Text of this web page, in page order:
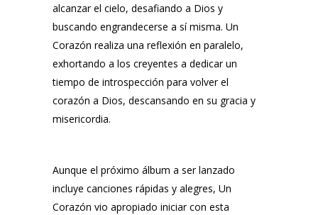
alcanzar el cielo, desafiando a Dios y
buscando engrandecerse a sí misma. Un
Corazón realiza una reflexión en paralelo,
exhortando a los creyentes a dedicar un
tiempo de introspección para volver el
corazón a Dios, descansando en su gracia y
misericordia.
Aunque el próximo álbum a ser lanzado
incluye canciones rápidas y alegres, Un
Corazón vio apropiado iniciar con esta